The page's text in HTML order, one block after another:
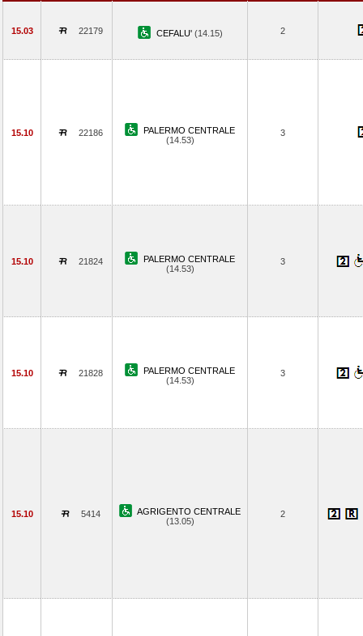
15.03 22179 CEFALU' (14.15) 2
15.10 22186
PALERMO CENTRALE
(14.53)
3
15.10 21824
PALERMO CENTRALE
(14.53)
3
15.10 21828
PALERMO CENTRALE
(14.53)
3
15.10 5414
AGRIGENTO CENTRALE
(13.05)
2